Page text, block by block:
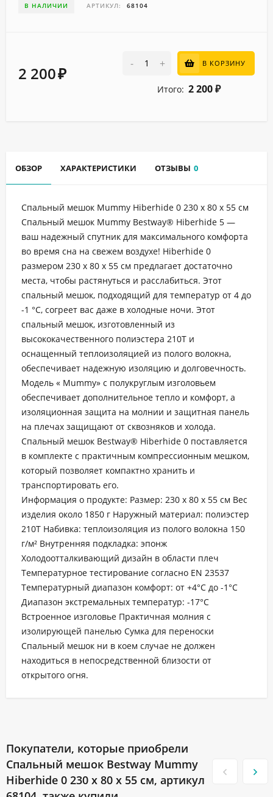
В НАЛИЧИИ АРТИКУЛ: 68104
2 200₽
- + В КОРЗИНУ
Итого: 2 200 ₽
ОБЗОР ХАРАКТЕРИСТИКИ ОТЗЫВЫ 0
Спальный мешок Mummy Hiberhide 0 230 x 80 x 55 см
Спальный мешок Mummy Bestway® Hiberhide 5 —
ваш надежный спутник для максимального комфорта
во время сна на свежем воздухе! Hiberhide 0
размером 230 x 80 x 55 см предлагает достаточно
места, чтобы растянуться и расслабиться. Этот
спальный мешок, подходящий для температур от 4 до
-1 °C, согреет вас даже в холодные ночи. Этот
спальный мешок, изготовленный из
высококачественного полиэстера 210T и
оснащенный теплоизоляцией из полого волокна,
обеспечивает надежную изоляцию и долговечность.
Модель « Mummy» с полукруглым изголовьем
обеспечивает дополнительное тепло и комфорт, а
изоляционная защита на молнии и защитная панель
на плечах защищают от сквозняков и холода.
Спальный мешок Bestway® Hiberhide 0 поставляется
в комплекте с практичным компрессионным мешком,
который позволяет компактно хранить и
транспортировать его.
Информация о продукте: Размер: 230 x 80 x 55 см Вес
изделия около 1850 г Наружный материал: полиэстер
210T Набивка: теплоизоляция из полого волокна 150
г/м² Внутренняя подкладка: эпонж
Холодоотталкивающий дизайн в области плеч
Температурное тестирование согласно EN 23537
Температурный диапазон комфорт: от +4°C до -1°C
Диапазон экстремальных температур: -17°C
Встроенное изголовье Практичная молния с
изолирующей панелью Сумка для переноски
Спальный мешок ни в коем случае не должен
находиться в непосредственной близости от
открытого огня.
Покупатели, которые приобрели
Спальный мешок Bestway Mummy
Hiberhide 0 230 x 80 x 55 см, артикул